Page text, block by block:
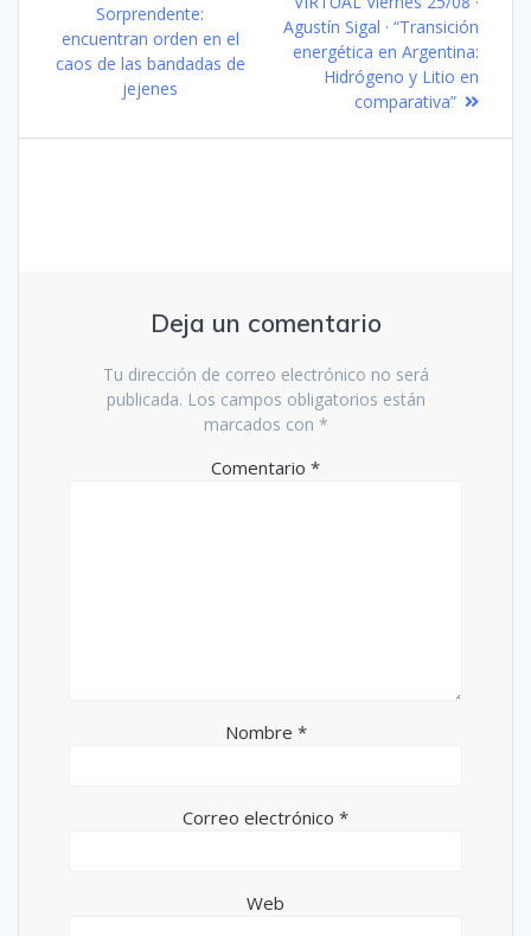
entradas
post:
Sorprendente:
encuentran orden en el
caos de las bandadas de
jejenes
Agustín Sigal · “Transición
energética en Argentina:
Hidrógeno y Litio en
comparativa”
Deja un comentario
Tu dirección de correo electrónico no será
publicada. Los campos obligatorios están
marcados con *
Comentario *
Nombre *
Correo electrónico *
Web